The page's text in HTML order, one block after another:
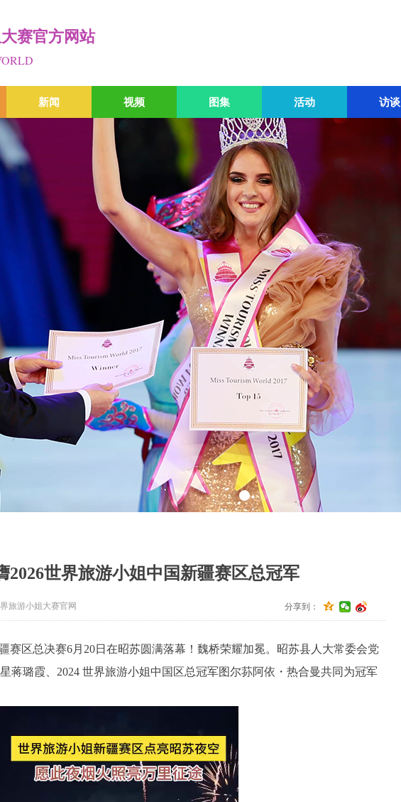
赛官方网站
新闻 视频 图集 活动 访谈
分享到：
2026世界旅游小姐中国新疆赛区总冠军
赛区总决赛6月20日在昭苏圆满落幕！魏桥荣耀加冕。昭苏县人大常委会党
蒋璐霞、2024 世界旅游小姐中国区总冠军图尔荪阿依・热合曼共同为冠军
旅游小姐大赛官网